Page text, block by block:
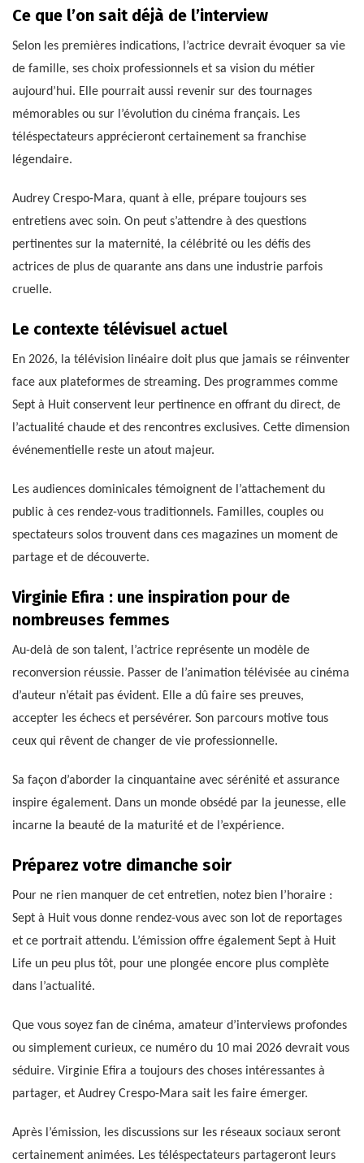
Ce que l’on sait déjà de l’interview
Selon les premières indications, l’actrice devrait évoquer sa vie
de famille, ses choix professionnels et sa vision du métier
aujourd’hui. Elle pourrait aussi revenir sur des tournages
mémorables ou sur l’évolution du cinéma français. Les
téléspectateurs apprécieront certainement sa franchise
légendaire.
Audrey Crespo-Mara, quant à elle, prépare toujours ses
entretiens avec soin. On peut s’attendre à des questions
pertinentes sur la maternité, la célébrité ou les défis des
actrices de plus de quarante ans dans une industrie parfois
cruelle.
Le contexte télévisuel actuel
En 2026, la télévision linéaire doit plus que jamais se réinventer
face aux plateformes de streaming. Des programmes comme
Sept à Huit conservent leur pertinence en offrant du direct, de
l’actualité chaude et des rencontres exclusives. Cette dimension
événementielle reste un atout majeur.
Les audiences dominicales témoignent de l’attachement du
public à ces rendez-vous traditionnels. Familles, couples ou
spectateurs solos trouvent dans ces magazines un moment de
partage et de découverte.
Virginie Efira : une inspiration pour de
nombreuses femmes
Au-delà de son talent, l’actrice représente un modèle de
reconversion réussie. Passer de l’animation télévisée au cinéma
d’auteur n’était pas évident. Elle a dû faire ses preuves,
accepter les échecs et persévérer. Son parcours motive tous
ceux qui rêvent de changer de vie professionnelle.
Sa façon d’aborder la cinquantaine avec sérénité et assurance
inspire également. Dans un monde obsédé par la jeunesse, elle
incarne la beauté de la maturité et de l’expérience.
Préparez votre dimanche soir
Pour ne rien manquer de cet entretien, notez bien l’horaire :
Sept à Huit vous donne rendez-vous avec son lot de reportages
et ce portrait attendu. L’émission offre également Sept à Huit
Life un peu plus tôt, pour une plongée encore plus complète
dans l’actualité.
Que vous soyez fan de cinéma, amateur d’interviews profondes
ou simplement curieux, ce numéro du 10 mai 2026 devrait vous
séduire. Virginie Efira a toujours des choses intéressantes à
partager, et Audrey Crespo-Mara sait les faire émerger.
Après l’émission, les discussions sur les réseaux sociaux seront
certainement animées. Les téléspectateurs partageront leurs